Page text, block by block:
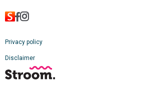
Privacy policy
Disclaimer